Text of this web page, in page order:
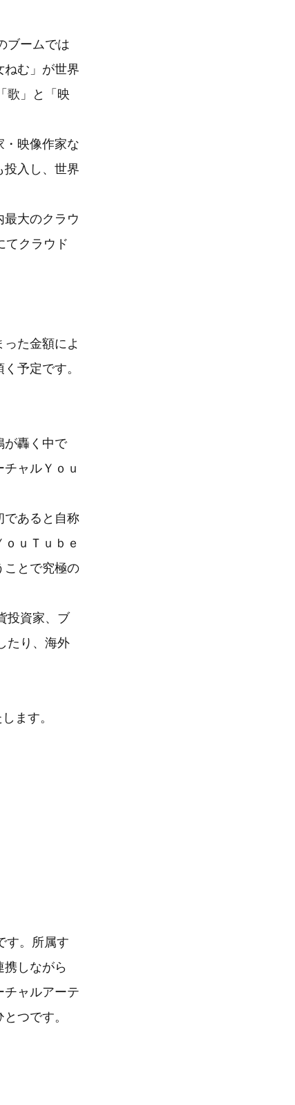
ブームでは
ねむ」が世界
歌」と「映
映像作家な
投入し、世界
大のクラウ
てクラウド
た金額によ
予定です。
が轟く中で
ャルＹｏｕ
であると自称
ｕＴｕｂｅ
ことで究極の
投資家、ブ
たり、海外
ます。
す。所属す
しながら
チャルアーテ
つです。